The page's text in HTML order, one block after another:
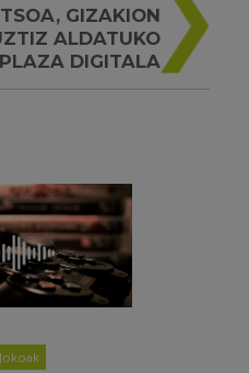
GIZAKION
ALDATUKO
DIGITALA
Jokoak